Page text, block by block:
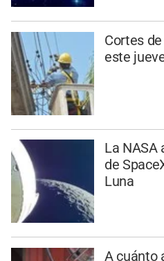
Cortes
este
La NASA
de
Luna
A cuánto